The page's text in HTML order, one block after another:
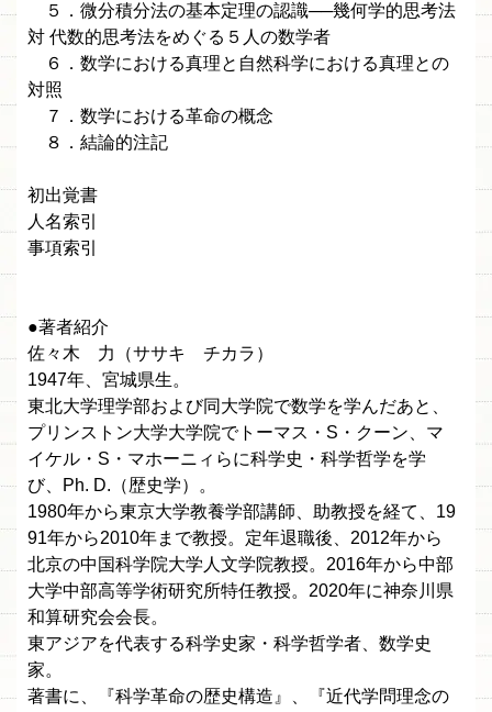
５．微分積分法の基本定理の認識──幾何学的思考法
対 代数的思考法をめぐる５人の数学者
６．数学における真理と自然科学における真理との
対照
７．数学における革命の概念
８．結論的注記
初出覚書
人名索引
事項索引
●著者紹介
佐々木 力（ササキ チカラ）
1947年、宮城県生。
東北大学理学部および同大学院で数学を学んだあと、
プリンストン大学大学院でトーマス・S・クーン、マ
イケル・S・マホーニィらに科学史・科学哲学を学
び、Ph. D.（歴史学）。
1980年から東京大学教養学部講師、助教授を経て、19
91年から2010年まで教授。定年退職後、2012年から
北京の中国科学院大学人文学院教授。2016年から中部
大学中部高等学術研究所特任教授。2020年に神奈川県
和算研究会会長。
東アジアを代表する科学史家・科学哲学者、数学史
家。
著書に、『科学革命の歴史構造』、『近代学問理念の